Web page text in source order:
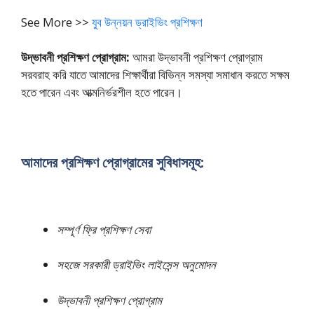
See More >> যুব উন্নয়ন ড্রাইভিং প্রশিক্ষণ
উদ্ভাবনী প্রশিক্ষণ প্রোগ্রাম: আমরা উদ্ভাবনী প্রশিক্ষণ প্রোগ্রাম
সরবরাহ করি যাতে আমাদের শিক্ষার্থীরা বিভিন্ন সমস্যা সমাধান করতে সক্ষম
হতে পারেন এবং আত্মনির্ভরশীল হতে পারেন।
আমাদের প্রশিক্ষণ প্রোগ্রামের সুবিধাসমূহ:
সম্পূর্ণ ফ্রি প্রশিক্ষণ সেবা
সহজে সরকারী ড্রাইভিং লাইসেন্স অনুমোদন
উদ্ভাবনী প্রশিক্ষণ প্রোগ্রাম